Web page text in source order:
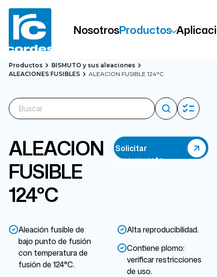
NosotrosProductos
Productos
BISMUTO y sus aleaciones
ALEACIONES FUSIBLES
ALEACION FUSIBLE 124°C
ALEACION
FUSIBLE
124°C
Aleación fusible de
bajo punto de fusión
con temperatura de
fusión de 124°C.
Alta reproducibilidad.
Contiene plomo:
verificar restricciones
de uso.
Solicitar
presupuesto